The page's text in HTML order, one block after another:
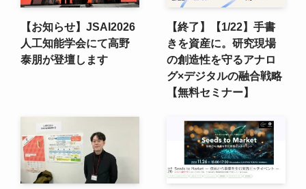
【お知らせ】JSAI2026
人工知能学会にて高野
泰朋が登壇します
【終了】【1/22】手書
きを資産に。研究現場
の創造性を守るアナロ
グ×デジタルの融合戦略
【無料セミナー】